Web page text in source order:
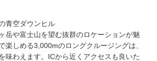
青空ダウンヒル
岳や富士山を望む抜群のロケーションが魅
楽しめる3,000mのロングクルージングは、
味わえます。ICから近くアクセスも良いた